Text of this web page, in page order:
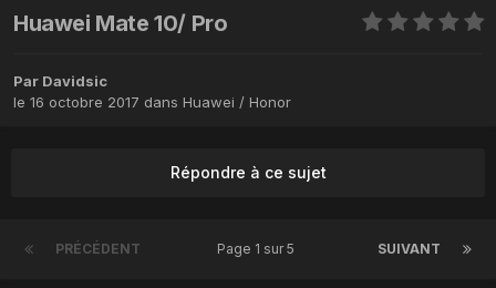
Huawei Mate 10/ Pro
Par Davidsic
le 16 octobre 2017 dans Huawei / Honor
Répondre à ce sujet
PRÉCÉDENT SUIVANT
Page 1 sur 5